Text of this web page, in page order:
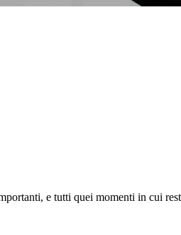
e tutti quei momenti in cui